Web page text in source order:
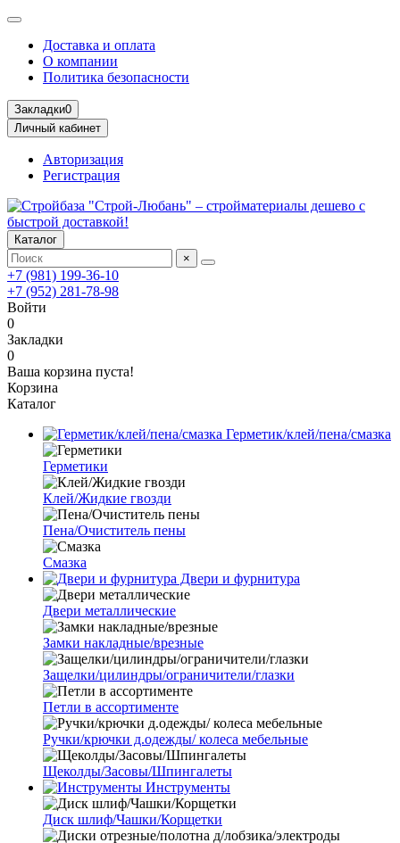
Доставка и оплата
О компании
Политика безопасности
Закладки0
Личный кабинет
Авторизация
Регистрация
Каталог
×
+7 (981) 199-36-10
+7 (952) 281-78-98
Войти
0
Закладки
0
Ваша корзина пуста!
Корзина
Каталог
Герметик/клей/пена/смазка
Герметики
Клей/Жидкие гвозди
Пена/Очиститель пены
Смазка
Двери и фурнитура
Двери металлические
Замки накладные/врезные
Защелки/цилиндры/ограничители/глазки
Петли в ассортименте
Ручки/крючки д.одежды/ колеса мебельные
Щеколды/Засовы/Шпингалеты
Инструменты
Диск шлиф/Чашки/Корщетки